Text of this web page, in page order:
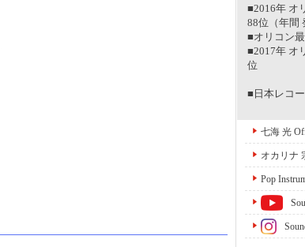
■2016年 オ
88位（年間
■オリコン
■2017年 オ
位
■日本レコ
七海 光
オカリナ
Pop